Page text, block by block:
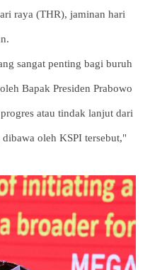
raya (THR), jaminan hari
sangat penting bagi buruh
Bapak Presiden Prabowo
atau tindak lanjut dari
oleh KSPI tersebut,"